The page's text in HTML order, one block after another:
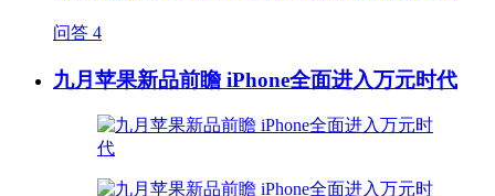
问答 4
九月苹果新品前瞻 iPhone全面进入万元时代